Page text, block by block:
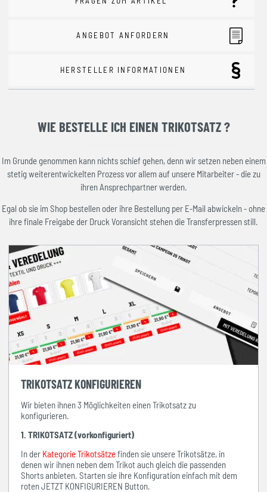
ANGEBOT ANFORDERN
HERSTELLER INFORMATIONEN
WIE BESTELLE ICH EINEN TRIKOTSATZ ?
Im Grunde genommen kann nichts schief gehen, denn wir setzen neben einem
stetig weiterentwickelten Prozess vor allem auf unsere Mitarbeiter - die zu
ihren Ansprechpartner werden.
Egal ob sie im Shop bestellen oder ihre Bestellung per E-Mail abwickeln - ohne
ihre finale Freigabe der Druck Voransicht stehen die Transferpressen still.
TRIKOTSATZ KONFIGURIEREN
Wir bieten ihnen 3 Möglichkeiten einen Trikotsatz zu
konfigurieren.
1. TRIKOTSATZ (vorkonfiguriert)
In der Kategorie Trikotsätzefinden sie unsere Trikotsätze, in
denen wir ihnen neben dem Trikot auch gleich die passenden
Shorts anbieten. Starten sie ihre Konfiguration einfach mit dem
roten JETZT KONFIGURIEREN Button.